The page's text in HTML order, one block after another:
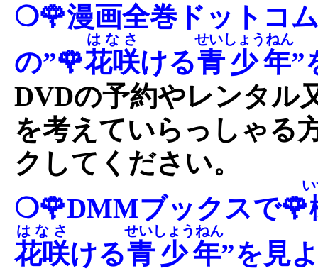
❍🌹漫画全巻ドットコ
の”🌹花咲
はなさ
ける青少年
せいしょうねん
”
DVDの予約やレンタル
を考えていらっしゃる
クしてください。
❍🌹DMMブックスで🌹
花咲
はなさ
ける青少年
せいしょうねん
”を見